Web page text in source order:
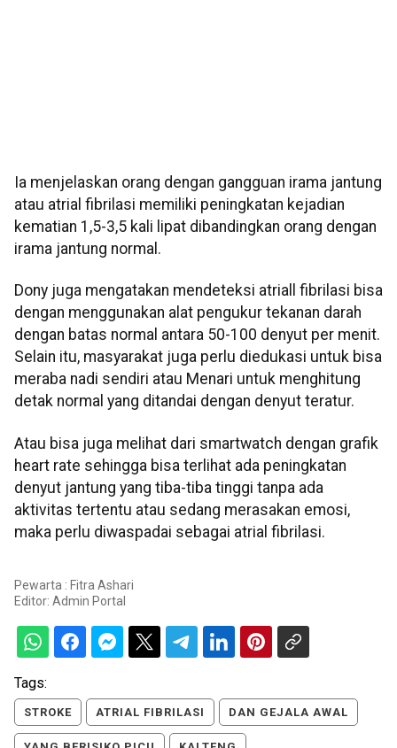
Ia menjelaskan orang dengan gangguan irama jantung
atau atrial fibrilasi memiliki peningkatan kejadian
kematian 1,5-3,5 kali lipat dibandingkan orang dengan
irama jantung normal.
Dony juga mengatakan mendeteksi atriall fibrilasi bisa
dengan menggunakan alat pengukur tekanan darah
dengan batas normal antara 50-100 denyut per menit.
Selain itu, masyarakat juga perlu diedukasi untuk bisa
meraba nadi sendiri atau Menari untuk menghitung
detak normal yang ditandai dengan denyut teratur.
Atau bisa juga melihat dari smartwatch dengan grafik
heart rate sehingga bisa terlihat ada peningkatan
denyut jantung yang tiba-tiba tinggi tanpa ada
aktivitas tertentu atau sedang merasakan emosi,
maka perlu diwaspadai sebagai atrial fibrilasi.
Pewarta : Fitra Ashari
Editor: Admin Portal
Tags:
STROKE ATRIAL FIBRILASI DAN GEJALA AWAL